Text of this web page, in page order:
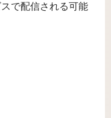
で配信される可能